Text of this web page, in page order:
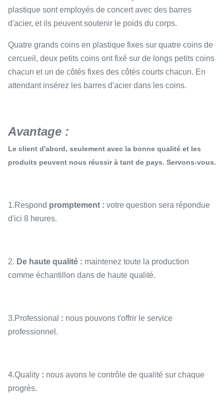
plastique sont employés de concert avec des barres
d'acier, et ils peuvent soutenir le poids du corps.
Quatre grands coins en plastique fixes sur quatre coins de
cercueil, deux petits coins ont fixé sur de longs petits coins
chacun et un de côtés fixes des côtés courts chacun. En
attendant insérez les barres d'acier dans les coins.
Avantage :
Le client d'abord, seulement avec la bonne qualité et les
produits peuvent nous réussir à tant de pays. Servons-vous.
1.Respond promptement : votre question sera répondue
d'ici 8 heures.
2. De haute qualité : maintenez toute la production
comme échantillon dans de haute qualité.
3.Professional : nous pouvons t'offrir le service
professionnel.
4.Quality : nous avons le contrôle de qualité sur chaque
progrès.